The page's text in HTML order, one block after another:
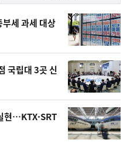
세 과세 대상
국립대 3곳 신
현…KTX·SRT